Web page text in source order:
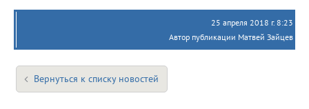
25 апреля 2018 г. 8:23
Автор публикации Матвей Зайцев
Вернуться к списку новостей